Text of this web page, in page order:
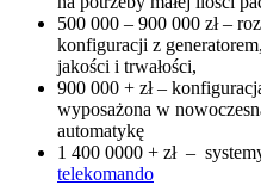
500 000 – 900 000 zł –
konfiguracji z
jakości i trwałości,
900 000 + zł –
wyposażona w
automatykę
1 400 0000 + zł –
telekomando